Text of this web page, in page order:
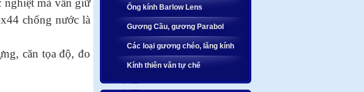
nghiệt mà vẫn giữ
chống nước là
căn tọa độ, đo
Ống kính Barlow Lens
Gương Cầu, gương Parabol
Các loại gương chéo, lăng kính
Kính thiên văn tự chế